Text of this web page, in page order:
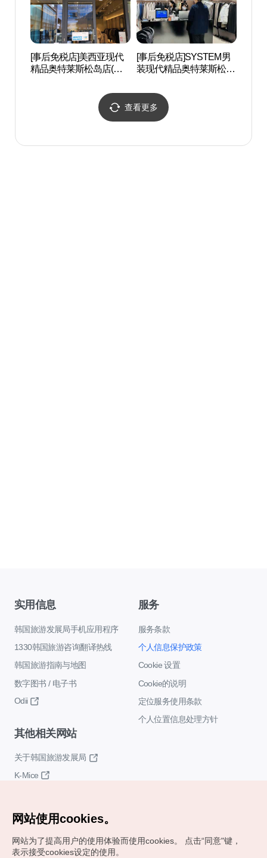
[事后免税店]美西亚现代
精品奥特莱斯松岛店(미
[事后免税店]SYSTEM男
装现代精品奥特莱斯松岛
미엄아울렛 송도점)
查看更多
实用信息
韩国旅游发展局手机应用程序
1330韩国旅游咨询翻译热线
韩国旅游指南与地图
数字图书 / 电子书
Odii
服务
服务条款
个人信息保护政策
Cookie 设置
Cookie的说明
定位服务使用条款
个人位置信息处理方针
其他相关网站
关于韩国旅游发展局
K-Mice
网站使用cookies。
网站为了提高用户的使用体验而使用cookies。
点击“同意"键，
表示接受cookies设定的使用。